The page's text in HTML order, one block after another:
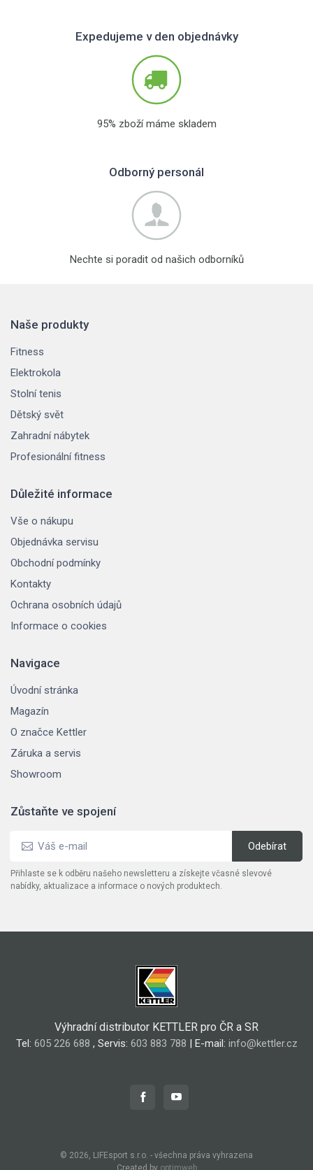
Expedujeme v den objednávky
95% zboží máme skladem
Odborný personál
Nechte si poradit od našich odborníků
Naše produkty
Fitness
Elektrokola
Stolní tenis
Dětský svět
Zahradní nábytek
Profesionální fitness
Důležité informace
Vše o nákupu
Objednávka servisu
Obchodní podmínky
Kontakty
Ochrana osobních údajů
Informace o cookies
Navigace
Úvodní stránka
Magazín
O značce Kettler
Záruka a servis
Showroom
Zůstaňte ve spojení
Přihlaste se k odběru našeho newsletteru a získejte včasné slevové
nabídky, aktualizace a informace o nových produktech.
Výhradní distributor KETTLER pro ČR a SR
Tel: 605 226 688 , Servis: 603 883 788 | E-mail: info@kettler.cz
© 2026, LIFEsport s.r.o. - všechna práva vyhrazena
Created by optimweb